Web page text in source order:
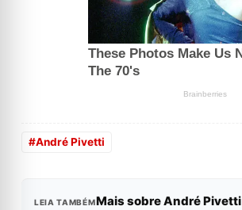
#André Pivetti
LEIA TAMBÉMMais sobre André Pivetti